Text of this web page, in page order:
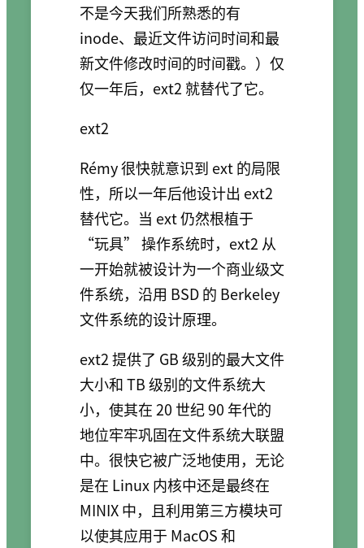
不是今天我们所熟悉的有
inode、最近文件访问时间和最
新文件修改时间的时间戳。）仅
仅一年后，ext2 就替代了它。
ext2
Rémy 很快就意识到 ext 的局限
性，所以一年后他设计出 ext2
替代它。当 ext 仍然根植于
“玩具” 操作系统时，ext2 从
一开始就被设计为一个商业级文
件系统，沿用 BSD 的 Berkeley
文件系统的设计原理。
ext2 提供了 GB 级别的最大文件
大小和 TB 级别的文件系统大
小，使其在 20 世纪 90 年代的
地位牢牢巩固在文件系统大联盟
中。很快它被广泛地使用，无论
是在 Linux 内核中还是最终在
MINIX 中，且利用第三方模块可
以使其应用于 MacOS 和